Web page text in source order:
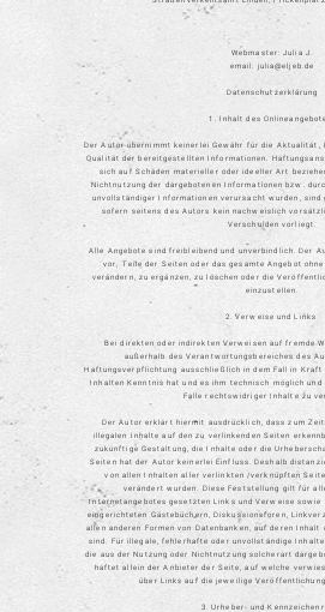
Webmaster: Julia J.
email: julia@eljeb.de
Datenschutzerklärung
1. Inhalt des
Der Autor übernimmt keinerlei Gewähr für die
Qualität der bereitgestellten Informationen.
sich auf Schäden materieller oder ideeller Art
Nichtnutzung der dargebotenen Informationen bzw.
unvollständiger Informationen verursacht wurden, sind
sofern seitens des Autors kein nachweislich
Verschulden vorliegt.
Alle Angebote sind freibleibend und unverbindlich. Der
vor, Teile der Seiten oder das gesamte Angebot
verändern, zu ergänzen, zu löschen oder die
einzustellen.
2. Verweise und Links
Bei direkten oder indirekten Verweisen auf fremde
außerhalb des Verantwortungsbereiches des
Haftungsverpflichtung ausschließlich in dem Fall in Kraft
Inhalten Kenntnis hat und es ihm technisch möglich
Falle rechtswidriger Inhalte zu
Der Autor erklärt hiermit ausdrücklich, dass zum
illegalen Inhalte auf den zu verlinkenden Seiten
zukünftige Gestaltung, die Inhalte oder die
Seiten hat der Autor keinerlei Einfluss. Deshalb
von allen Inhalten aller verlinkten /verknüpften
verändert wurden. Diese Feststellung gilt für
Internetangebotes gesetzten Links und Verweise sowie
eingerichteten Gästebüchern, Diskussionsforen,
allen anderen Formen von Datenbanken, auf deren
sind. Für illegale, fehlerhafte oder unvollständige Inhalte
die aus der Nutzung oder Nichtnutzung solcherart
haftet allein der Anbieter der Seite, auf welche
über Links auf die jeweilige
3. Urheber- und